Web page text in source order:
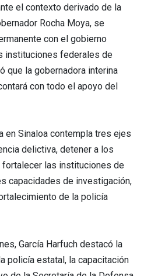
el contexto derivado de la
Rocha Moya, se
con el gobierno
instituciones federales de
que la gobernadora interina
con todo el apoyo del
en Sinaloa contempla tres ejes
delictiva, detener a los
las instituciones de
capacidades de investigación,
de la policía
García Harfuch destacó la
policía estatal, la capacitación